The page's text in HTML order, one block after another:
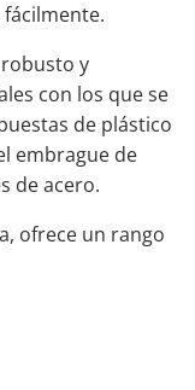
y
con los que se
de plástico
embrague de
de acero.
ofrece un rango